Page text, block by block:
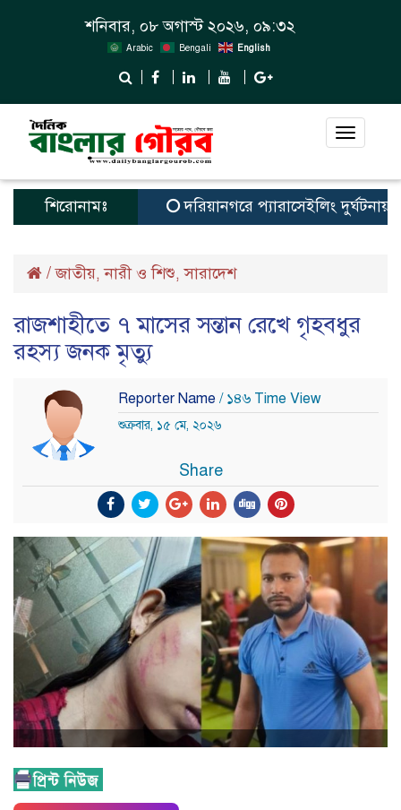
শনিবার, ০৮ অগাস্ট ২০২৬, ০৯:৩২
Arabic Bengali English
Toggle
শিরোনামঃ দরিয়ানগরে প্যারাসেইলিং দুর্ঘটনায়
/জাতীয়,নারী ও শিশু,সারাদেশ
রাজশাহীতে ৭ মাসের সন্তান রেখে গৃহবধুর
রহস্য জনক মৃত্যু
Reporter Name / ১৪৬ Time View
শুক্রবার, ১৫ মে, ২০২৬
Share